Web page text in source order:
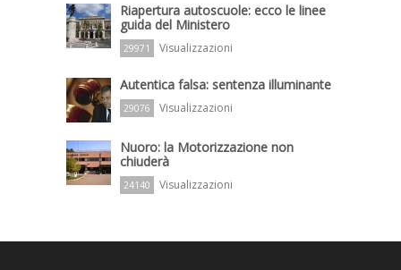
Riapertura autoscuole: ecco le linee
guida del Ministero
29971 Visualizzazioni
Autentica falsa: sentenza illuminante
29076 Visualizzazioni
Nuoro: la Motorizzazione non
chiuderà
24140 Visualizzazioni